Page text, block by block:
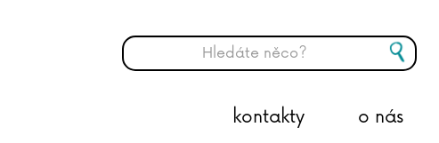
o nás
kontakty